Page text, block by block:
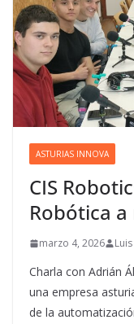
ASTURIAS INNOVA
CIS
Robótica
marzo 4, 2026
Charla con Adrián
una empresa
de la